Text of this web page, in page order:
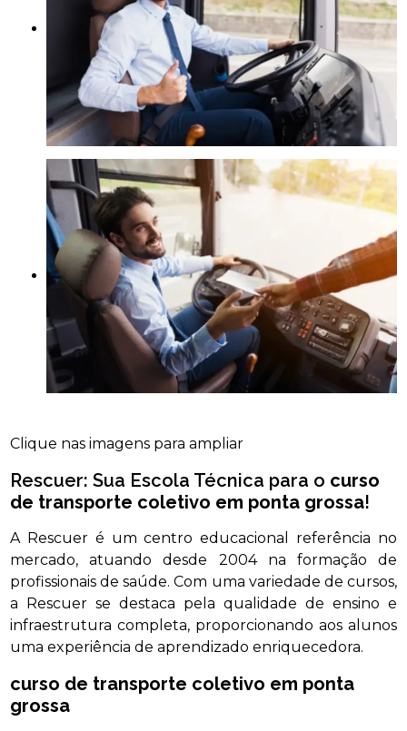
Clique nas imagens para ampliar
Rescuer: Sua Escola Técnica para o curso
de transporte coletivo em ponta grossa!
A Rescuer é um centro educacional referência no
mercado, atuando desde 2004 na formação de
profissionais de saúde. Com uma variedade de cursos,
a Rescuer se destaca pela qualidade de ensino e
infraestrutura completa, proporcionando aos alunos
uma experiência de aprendizado enriquecedora.
curso de transporte coletivo em ponta
grossa